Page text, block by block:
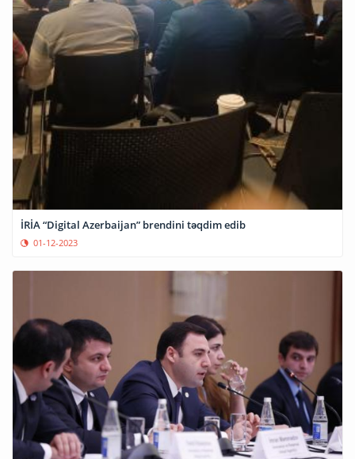
İRİA “Digital Azerbaijan” brendini təqdim edib
01-12-2023